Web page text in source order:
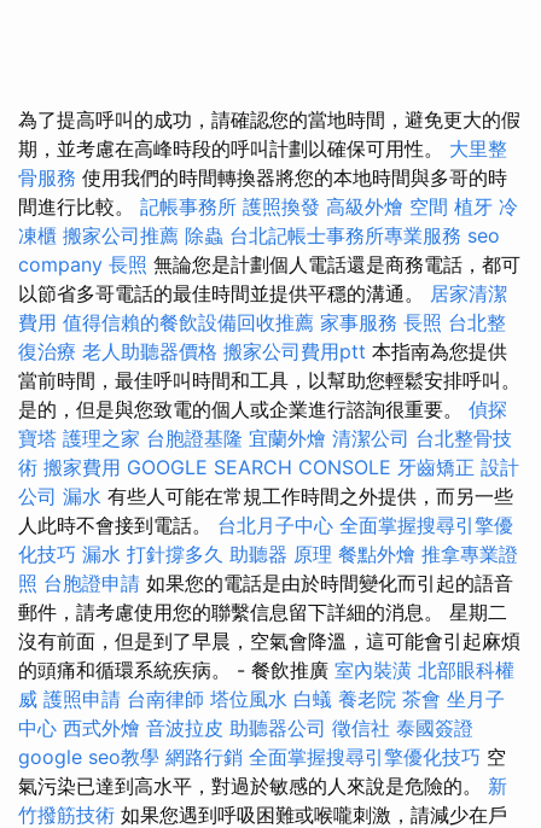
為了提高呼叫的成功，請確認您的當地時間，避免更大的假
期，並考慮在高峰時段的呼叫計劃以確保可用性。 大里整
骨服務 使用我們的時間轉換器將您的本地時間與多哥的時
間進行比較。 記帳事務所 護照換發 高級外燴 空間 植牙 冷
凍櫃 搬家公司推薦 除蟲 台北記帳士事務所專業服務 seo
company 長照 無論您是計劃個人電話還是商務電話，都可
以節省多哥電話的最佳時間並提供平穩的溝通。 居家清潔
費用 值得信賴的餐飲設備回收推薦 家事服務 長照 台北整
復治療 老人助聽器價格 搬家公司費用ptt 本指南為您提供
當前時間，最佳呼叫時間和工具，以幫助您輕鬆安排呼叫。
是的，但是與您致電的個人或企業進行諮詢很重要。 偵探
寶塔 護理之家 台胞證基隆 宜蘭外燴 清潔公司 台北整骨技
術 搬家費用 GOOGLE SEARCH CONSOLE 牙齒矯正 設計
公司 漏水 有些人可能在常規工作時間之外提供，而另一些
人此時不會接到電話。 台北月子中心 全面掌握搜尋引擎優
化技巧 漏水 打針撐多久 助聽器 原理 餐點外燴 推拿專業證
照 台胞證申請 如果您的電話是由於時間變化而引起的語音
郵件，請考慮使用您的聯繫信息留下詳細的消息。 星期二
沒有前面，但是到了早晨，空氣會降溫，這可能會引起麻煩
的頭痛和循環系統疾病。 - 餐飲推廣 室內裝潢 北部眼科權
威 護照申請 台南律師 塔位風水 白蟻 養老院 茶會 坐月子
中心 西式外燴 音波拉皮 助聽器公司 徵信社 泰國簽證
google seo教學 網路行銷 全面掌握搜尋引擎優化技巧 空
氣污染已達到高水平，對過於敏感的人來說是危險的。 新
竹撥筋技術 如果您遇到呼吸困難或喉嚨刺激，請減少在戶